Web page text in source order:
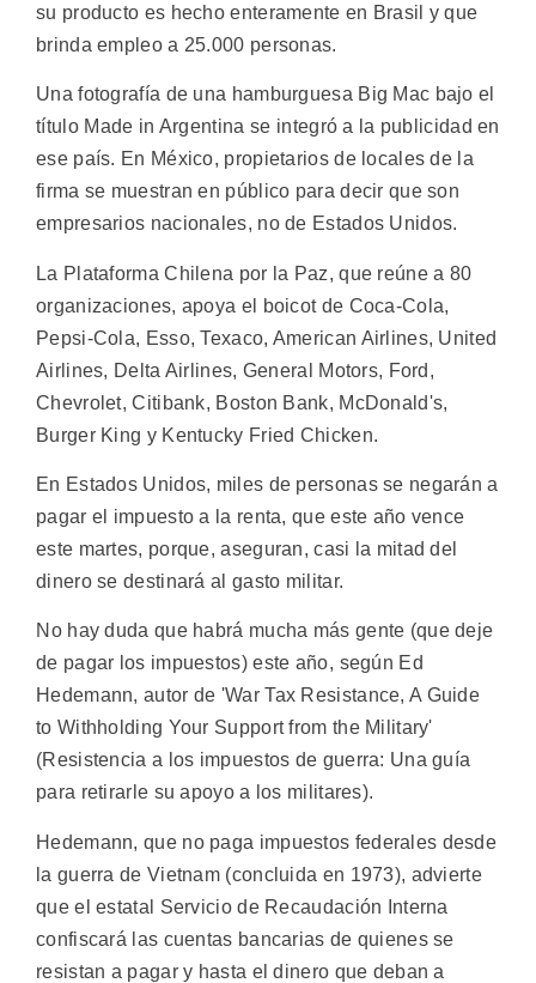
su producto es hecho enteramente en Brasil y que
brinda empleo a 25.000 personas.
Una fotografía de una hamburguesa Big Mac bajo el
título Made in Argentina se integró a la publicidad en
ese país. En México, propietarios de locales de la
firma se muestran en público para decir que son
empresarios nacionales, no de Estados Unidos.
La Plataforma Chilena por la Paz, que reúne a 80
organizaciones, apoya el boicot de Coca-Cola,
Pepsi-Cola, Esso, Texaco, American Airlines, United
Airlines, Delta Airlines, General Motors, Ford,
Chevrolet, Citibank, Boston Bank, McDonald's,
Burger King y Kentucky Fried Chicken.
En Estados Unidos, miles de personas se negarán a
pagar el impuesto a la renta, que este año vence
este martes, porque, aseguran, casi la mitad del
dinero se destinará al gasto militar.
No hay duda que habrá mucha más gente (que deje
de pagar los impuestos) este año, según Ed
Hedemann, autor de 'War Tax Resistance, A Guide
to Withholding Your Support from the Military'
(Resistencia a los impuestos de guerra: Una guía
para retirarle su apoyo a los militares).
Hedemann, que no paga impuestos federales desde
la guerra de Vietnam (concluida en 1973), advierte
que el estatal Servicio de Recaudación Interna
confiscará las cuentas bancarias de quienes se
resistan a pagar y hasta el dinero que deban a